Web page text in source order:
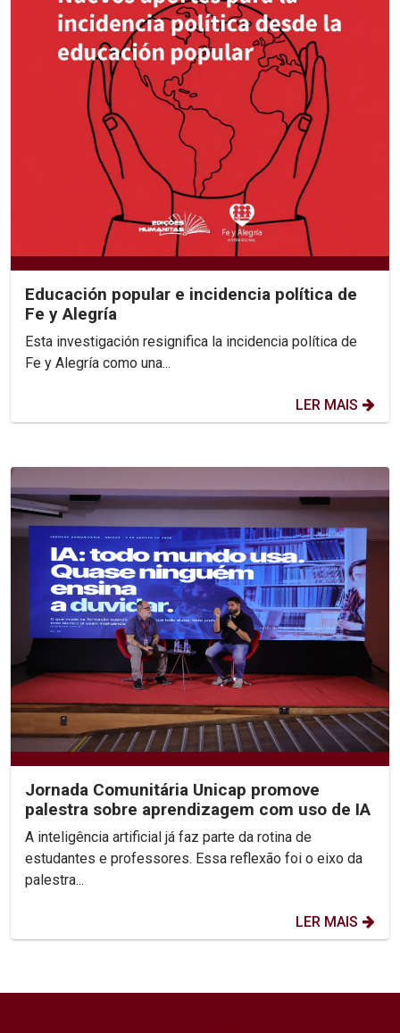
Educación popular e incidencia política de
Fe y Alegría
Esta investigación resignifica la incidencia política de
Fe y Alegría como una...
LER MAIS
Jornada Comunitária Unicap promove
palestra sobre aprendizagem com uso de IA
A inteligência artificial já faz parte da rotina de
estudantes e professores. Essa reflexão foi o eixo da
palestra...
LER MAIS